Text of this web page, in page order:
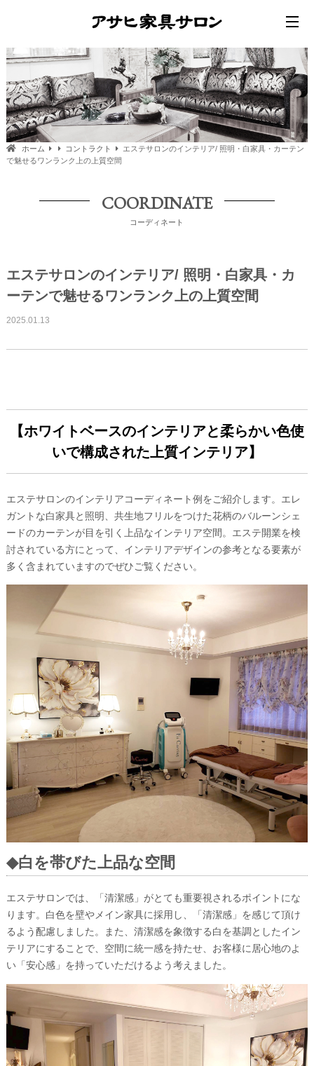
ホーム コントラクト
エステサロンのインテリア/ 照明・白家具・カーテン
で魅せるワンランク上の上質空間
COORDINATE
コーディネート
エステサロンのインテリア/ 照明・白家具・カ
ーテンで魅せるワンランク上の上質空間
2025.01.13
【ホワイトベースのインテリアと柔らかい色使
いで構成された上質インテリア】
エステサロンのインテリアコーディネート例をご紹介します。エレ
ガントな白家具と照明、共生地フリルをつけた花柄のバルーンシェ
ードのカーテンが目を引く上品なインテリア空間。エステ開業を検
討されている方にとって、インテリアデザインの参考となる要素が
多く含まれていますのでぜひご覧ください。
◆白を帯びた上品な空間
エステサロンでは、「清潔感」がとても重要視されるポイントにな
ります。白色を壁やメイン家具に採用し、「清潔感」を感じて頂け
るよう配慮しました。また、清潔感を象徴する白を基調としたイン
テリアにすることで、空間に統一感を持たせ、お客様に居心地のよ
い「安心感」を持っていただけるよう考えました。